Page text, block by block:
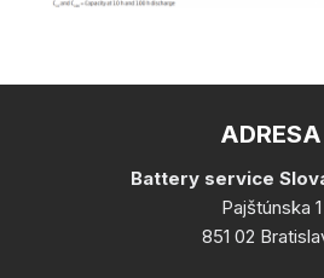
ADRESA
Battery service
Pajštúnska 1
851 02